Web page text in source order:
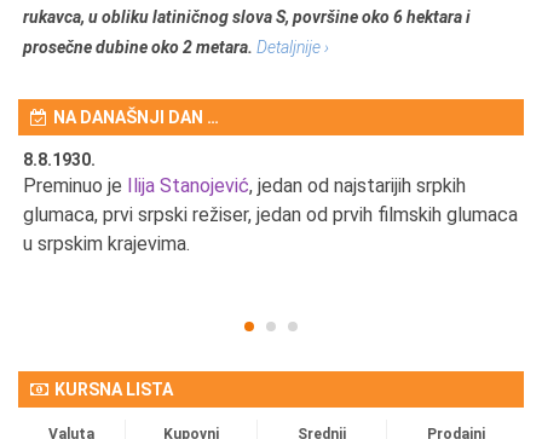
rukavca, u obliku latiničnog slova S, površine oko 6 hektara i
prosečne dubine oko 2 metara. Detaljnije ›
NA DANAŠNJI DAN …
8.8.1930.
Preminuo je Ilija Stanojević, jedan od najstarijih srpkih
glumaca, prvi srpski režiser, jedan od prvih filmskih glumaca
u srpskim krajevima.
KURSNA LISTA
Valuta Kupovni Srednji Prodajni